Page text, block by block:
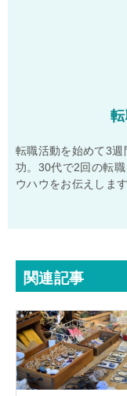
転職活動を始めて3
功。30代で2回の転
ウハウをお伝えします
関連記事